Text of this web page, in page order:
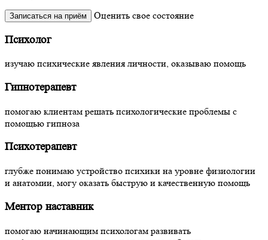
Записаться на приём Оценить свое состояние
Психолог
изучаю психические явления личности, оказываю помощь
Гипнотерапевт
помогаю клиентам решать психологические проблемы с
помощью гипноза
Психотерапевт
глубже понимаю устройство психики на уровне физиологии
и анатомии, могу оказать быструю и качественную помощь
Ментор наставник
помогаю начинающим психологам развивать